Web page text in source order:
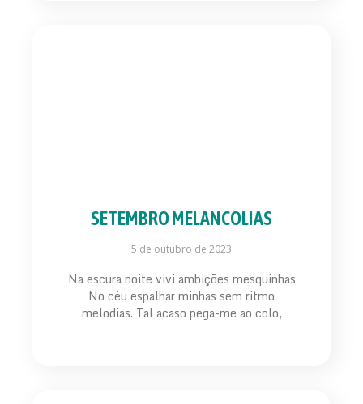
SETEMBRO MELANCOLIAS
5 de outubro de 2023
Na escura noite vivi ambições mesquinhas
No céu espalhar minhas sem ritmo
melodias. Tal acaso pega-me ao colo,